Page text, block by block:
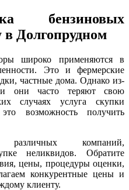
бензиновых
в Долгопрудном
широко применяются в
Это и фермерские
частные дома. Однако из-
они часто теряют свою
случаях услуга скупки
возможность получить
различных компаний,
неликвидов. Обратите
цены, процедуры оценки,
конкурентные цены и
клиенту.